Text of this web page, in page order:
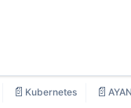
📄 Kubernetes 📄